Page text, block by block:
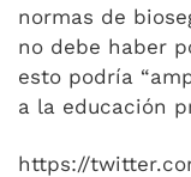
normas de
no debe haber
esto podría
a la educación
https://